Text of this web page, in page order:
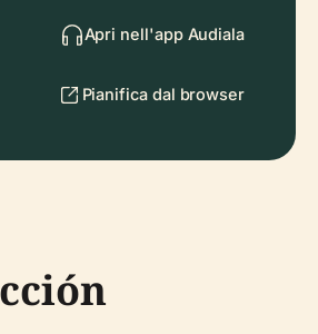
Apri nell'app Audiala
Pianifica dal browser